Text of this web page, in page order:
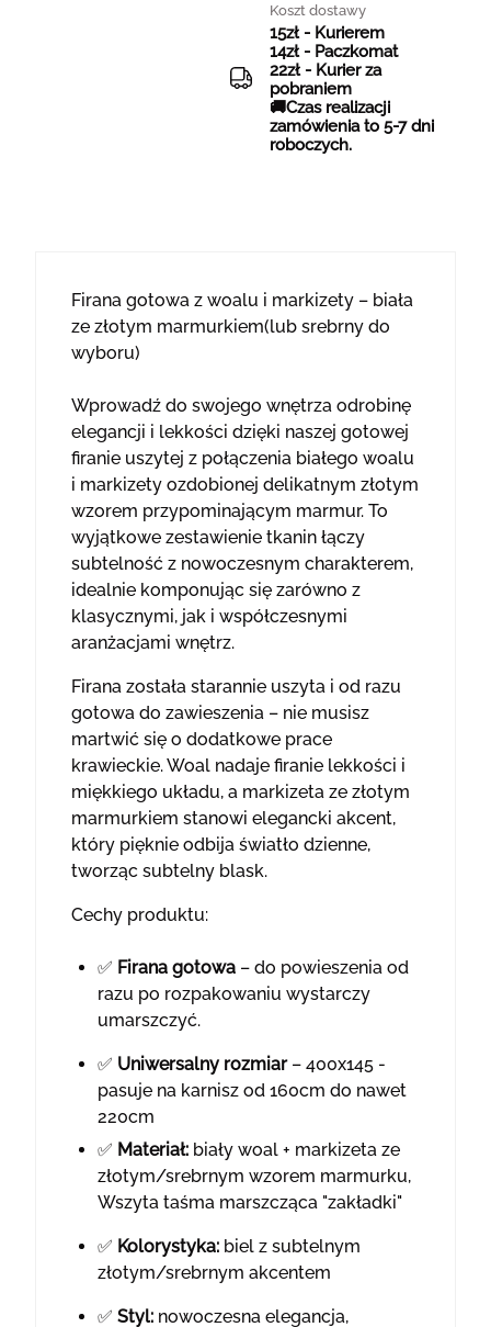
Koszt dostawy
15zł - Kurierem
14zł - Paczkomat
22zł - Kurier za
pobraniem
🚚Czas realizacji
zamówienia to 5-7 dni
roboczych.
Firana gotowa z woalu i markizety – biała
ze złotym marmurkiem(lub srebrny do
wyboru)
Wprowadź do swojego wnętrza odrobinę
elegancji i lekkości dzięki naszej gotowej
firanie uszytej z połączenia białego woalu
i markizety ozdobionej delikatnym złotym
wzorem przypominającym marmur. To
wyjątkowe zestawienie tkanin łączy
subtelność z nowoczesnym charakterem,
idealnie komponując się zarówno z
klasycznymi, jak i współczesnymi
aranżacjami wnętrz.
Firana została starannie uszyta i od razu
gotowa do zawieszenia – nie musisz
martwić się o dodatkowe prace
krawieckie. Woal nadaje firanie lekkości i
miękkiego układu, a markizeta ze złotym
marmurkiem stanowi elegancki akcent,
który pięknie odbija światło dzienne,
tworząc subtelny blask.
Cechy produktu:
✅ Firana gotowa – do powieszenia od
razu po rozpakowaniu wystarczy
umarszczyć.
✅ Uniwersalny rozmiar– 400x145 -
pasuje na karnisz od 160cm do nawet
220cm
✅ Materiał: biały woal + markizeta ze
złotym/srebrnym wzorem marmurku,
Wszyta taśma marszcząca "zakładki"
✅ Kolorystyka: biel z subtelnym
złotym/srebrnym akcentem
✅ Styl: nowoczesna elegancja,